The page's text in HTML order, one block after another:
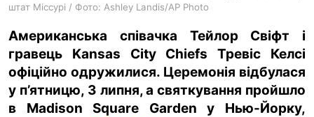
штат Міссурі / Фото: Ashley Landis/AP Photo
Американська співачка Тейлор Свіфт і
гравець Kansas City Chiefs Тревіс Келсі
офіційно одружилися. Церемонія відбулася
у п’ятницю, 3 липня, а святкування пройшло
в Madison Square Garden у Нью-Йорку,